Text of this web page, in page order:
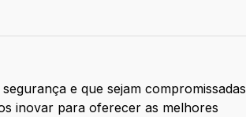
e que sejam compromissadas
inovar para oferecer as melhores